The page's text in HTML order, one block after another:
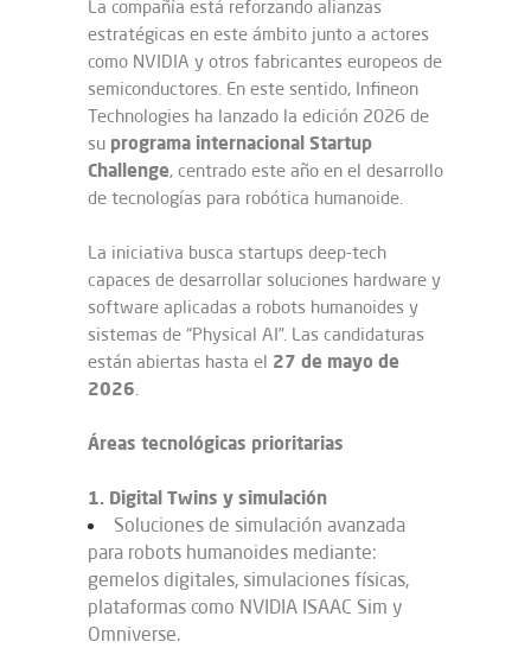
La compañía está reforzando alianzas
estratégicas en este ámbito junto a actores
como NVIDIA y otros fabricantes europeos de
semiconductores. En este sentido, Infineon
Technologies ha lanzado la edición 2026 de
su programa internacional Startup
Challenge, centrado este año en el desarrollo
de tecnologías para robótica humanoide.
La iniciativa busca startups deep-tech
capaces de desarrollar soluciones hardware y
software aplicadas a robots humanoides y
sistemas de “Physical AI”. Las candidaturas
están abiertas hasta el 27 de mayo de
2026.
Áreas tecnológicas prioritarias
1. Digital Twins y simulación
Soluciones de simulación avanzada
para robots humanoides mediante:
gemelos digitales, simulaciones físicas,
plataformas como NVIDIA ISAAC Sim y
Omniverse.